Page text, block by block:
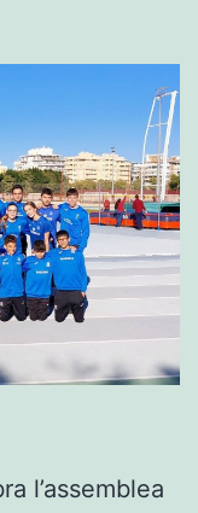
l’assemblea